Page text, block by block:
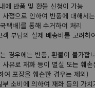
에 반품 및 환불 신청이 가능
정으로 인하여 반품에 대해서
택배)를 통해 수거하여 처리
부담의 실제 배송비를 고려하
경우에는 반품, 환불이 불가합
유로 재화 등이 멸실 또는 훼
여 포장을 훼손한 경우는 제외)
소비에 의하여 재화 등의 가